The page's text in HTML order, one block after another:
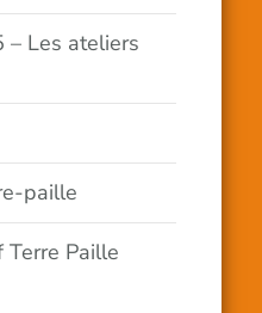
– Les ateliers
paille
Terre Paille